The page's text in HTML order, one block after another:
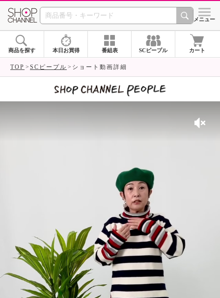
SHOP CHANNEL シメニュー
商品を探す 本日お買得 番組表 SCピープル カート
TOP SCピープル ショート動画詳細